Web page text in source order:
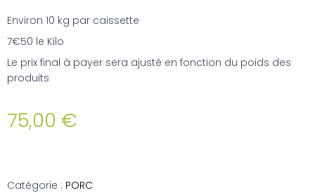
Environ 10 kg par caissette
7€50 le Kilo
Le prix final à payer sera ajusté en fonction du poids des
produits
75,00 €
Catégorie : PORC